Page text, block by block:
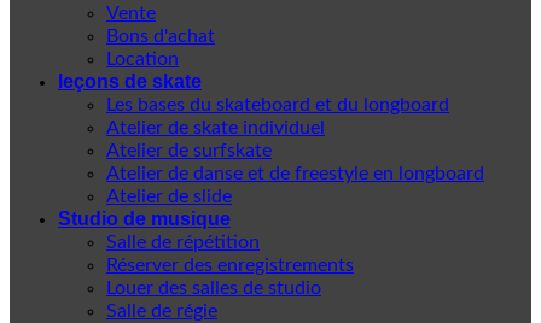
Vente
Bons d'achat
Location
leçons de skate
Les bases du skateboard et du longboard
Atelier de skate individuel
Atelier de surfskate
Atelier de danse et de freestyle en longboard
Atelier de slide
Studio de musique
Salle de répétition
Réserver des enregistrements
Louer des salles de studio
Salle de régie